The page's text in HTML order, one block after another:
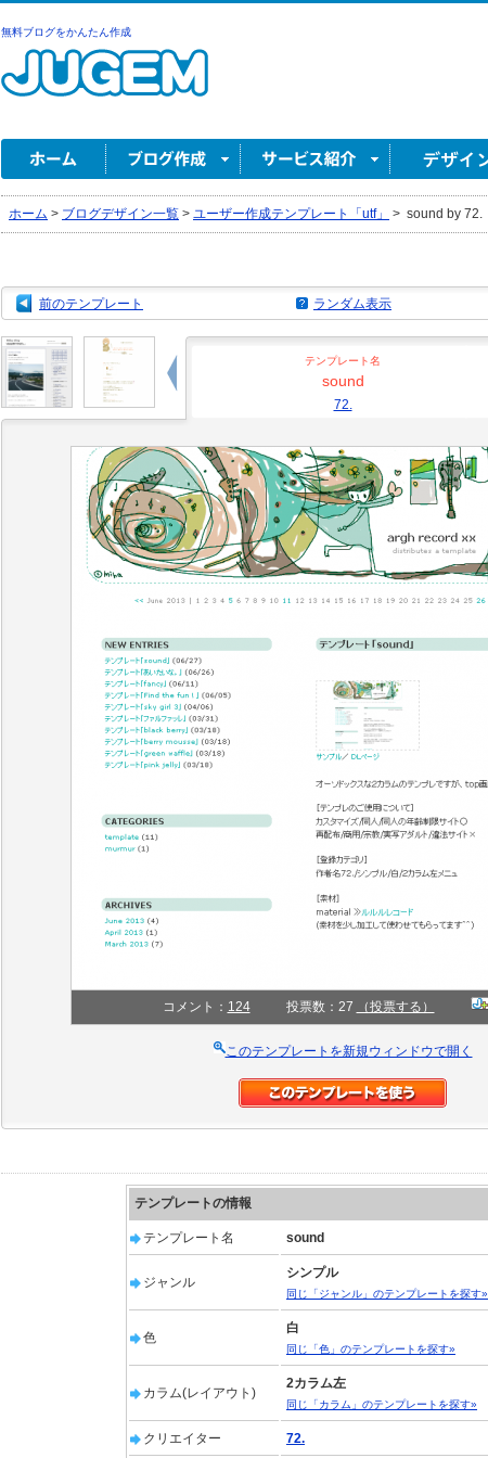
無料ブログをかんたん作成
ホーム > ブログデザイン一覧 > ユーザー作成テンプレート「utf」 > sound by 72.
前のテンプレート ランダム表示
テンプレート名
sound
72.
コメント： 124 投票数：27 （投票する）
このテンプレートを新規ウィンドウで開く
テンプレートの情報
テンプレート名 sound
ジャンル
シンプル
同じ「ジャンル」のテンプレートを探す»
色
白
同じ「色」のテンプレートを探す»
カラム(レイアウト)
2カラム左
同じ「カラム」のテンプレートを探す»
クリエイター 72.